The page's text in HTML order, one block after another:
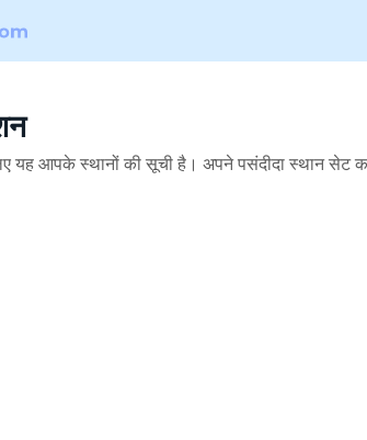
यह आपके स्थानों की सूची है। अपने पसंदीदा स्थान सेट